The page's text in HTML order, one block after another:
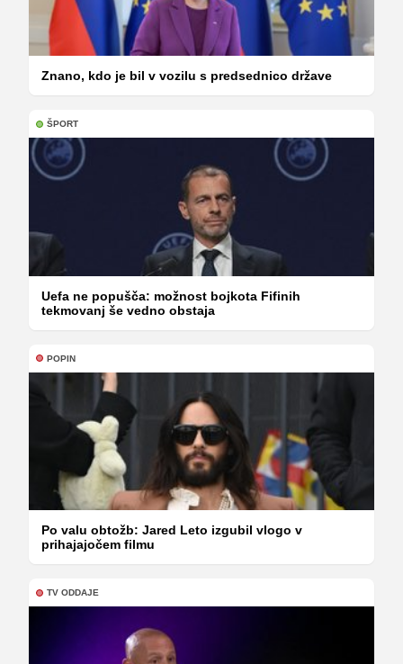
Znano, kdo je bil v vozilu s predsednico države
ŠPORT
Uefa ne popušča: možnost bojkota Fifinih
tekmovanj še vedno obstaja
POPIN
Po valu obtožb: Jared Leto izgubil vlogo v
prihajajočem filmu
TV ODDAJE